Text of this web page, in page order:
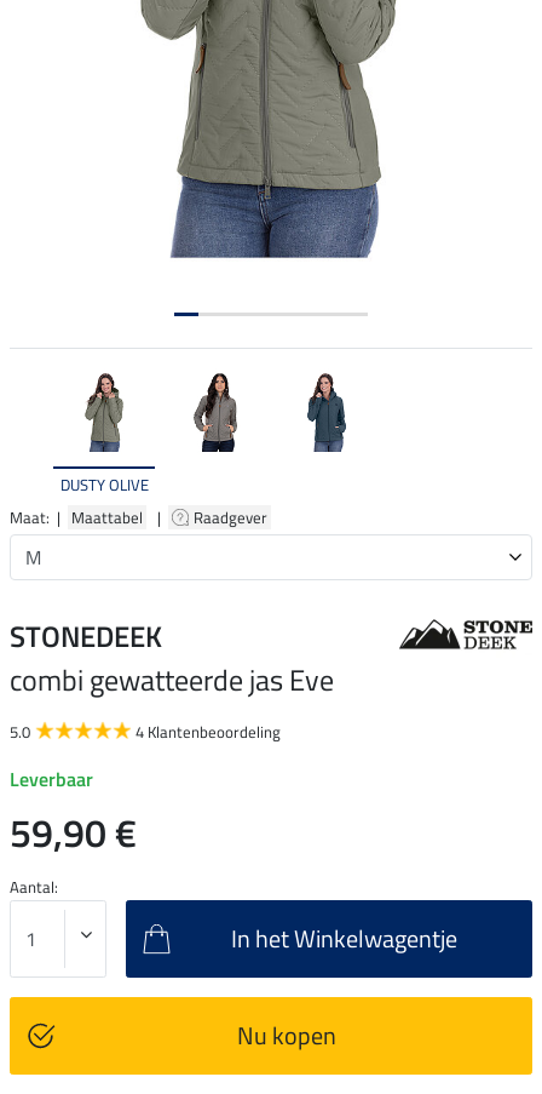
DUSTY OLIVE
Maat: | Maattabel | Raadgever
STONEDEEK
combi gewatteerde jas Eve
5.0 4 Klantenbeoordeling
Leverbaar
59,90 €
Aantal:
In het Winkelwagentje
Nu kopen